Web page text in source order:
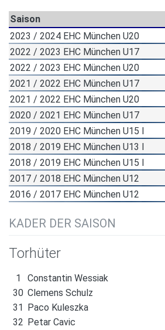
Saison
2023 / 2024 EHC München U20
2022 / 2023 EHC München U17
2022 / 2023 EHC München U20
2021 / 2022 EHC München U17
2021 / 2022 EHC München U20
2020 / 2021 EHC München U17
2019 / 2020 EHC München U15 I
2018 / 2019 EHC München U13 I
2018 / 2019 EHC München U15 I
2017 / 2018 EHC München U12
2016 / 2017 EHC München U12
KADER DER SAISON
Torhüter
1
Constantin Wessiak
30 Clemens Schulz
31 Paco Kuleszka
32 Petar Cavic